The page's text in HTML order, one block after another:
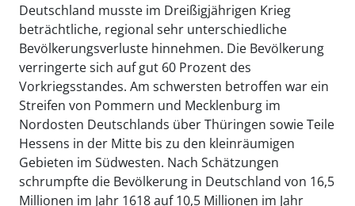
Deutschland musste im Dreißigjährigen Krieg
beträchtliche, regional sehr unterschiedliche
Bevölkerungsverluste hinnehmen. Die Bevölkerung
verringerte sich auf gut 60 Prozent des
Vorkriegsstandes. Am schwersten betroffen war ein
Streifen von Pommern und Mecklenburg im
Nordosten Deutschlands über Thüringen sowie Teile
Hessens in der Mitte bis zu den kleinräumigen
Gebieten im Südwesten. Nach Schätzungen
schrumpfte die Bevölkerung in Deutschland von 16,5
Millionen im Jahr 1618 auf 10,5 Millionen im Jahr